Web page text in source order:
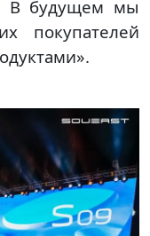
В будущем мы
покупателей